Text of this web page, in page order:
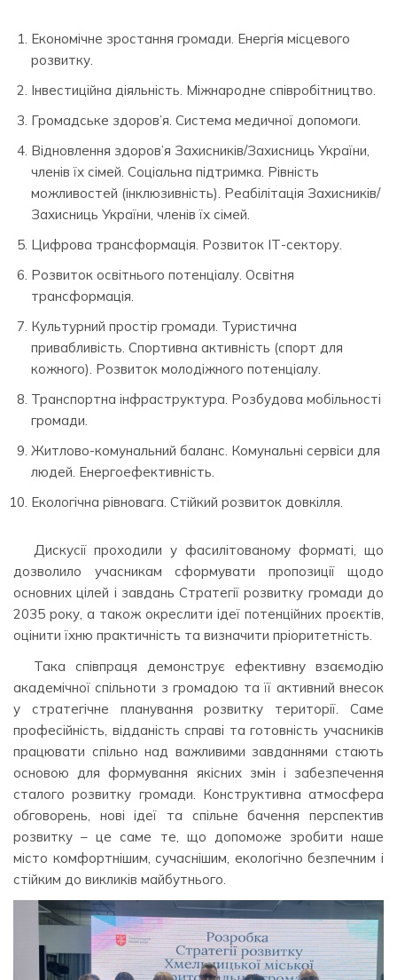
Економічне зростання громади. Енергія місцевого
розвитку.
Інвестиційна діяльність. Міжнародне співробітництво.
Громадське здоров’я. Система медичної допомоги.
Відновлення здоров’я Захисників/Захисниць України,
членів їх сімей. Соціальна підтримка. Рівність
можливостей (інклюзивність). Реабілітація Захисників/
Захисниць України, членів їх сімей.
Цифрова трансформація. Розвиток ІТ-сектору.
Розвиток освітнього потенціалу. Освітня
трансформація.
Культурний простір громади. Туристична
привабливість. Спортивна активність (спорт для
кожного). Розвиток молодіжного потенціалу.
Транспортна інфраструктура. Розбудова мобільності
громади.
Житлово-комунальний баланс. Комунальні сервіси для
людей. Енергоефективність.
Екологічна рівновага. Стійкий розвиток довкілля.
Дискусії проходили у фасилітованому форматі, що
дозволило учасникам сформувати пропозиції щодо
основних цілей і завдань Стратегії розвитку громади до
2035 року, а також окреслити ідеї потенційних проєктів,
оцінити їхню практичність та визначити пріоритетність.
Така співпраця демонструє ефективну взаємодію
академічної спільноти з громадою та її активний внесок
у стратегічне планування розвитку території. Саме
професійність, відданість справі та готовність учасників
працювати спільно над важливими завданнями стають
основою для формування якісних змін і забезпечення
сталого розвитку громади. Конструктивна атмосфера
обговорень, нові ідеї та спільне бачення перспектив
розвитку – це саме те, що допоможе зробити наше
місто комфортнішим, сучаснішим, екологічно безпечним і
стійким до викликів майбутнього.